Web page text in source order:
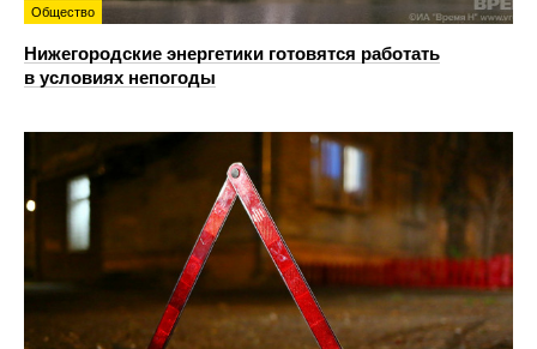
Общество
Нижегородские энергетики готовятся работать
в условиях непогоды